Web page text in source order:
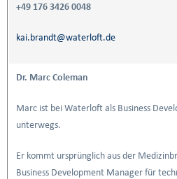
+49 176 3426 0048
kai.brandt@waterloft.de
Dr. Marc Coleman
Marc ist bei Waterloft als Business
unterwegs.
Er kommt ursprünglich aus der
Business Development Manager für